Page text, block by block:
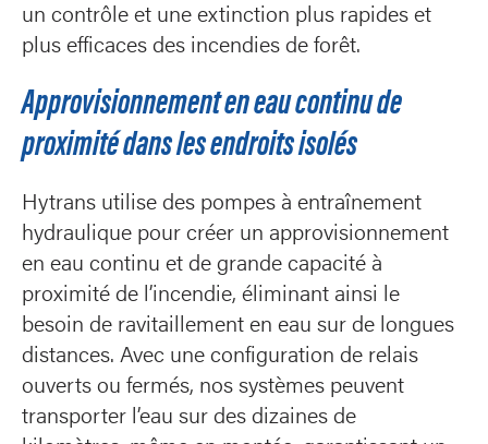
un contrôle et une extinction plus rapides et
plus efficaces des incendies de forêt.
Approvisionnement en eau continu de
proximité dans les endroits isolés
Hytrans utilise des pompes à entraînement
hydraulique pour créer un approvisionnement
en eau continu et de grande capacité à
proximité de l’incendie, éliminant ainsi le
besoin de ravitaillement en eau sur de longues
distances. Avec une configuration de relais
ouverts ou fermés, nos systèmes peuvent
transporter l’eau sur des dizaines de